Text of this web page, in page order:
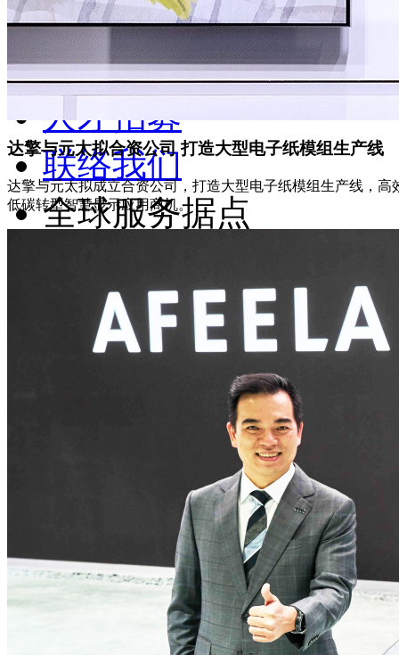
达擎与元太拟合资公司 打造大型电子纸模组生产线
达擎与元太拟成立合资公司，打造大型电子纸模组生产线，高
低碳转型智慧显示应用商机。
服务支援
企业永续
人才招募
联络我们
全球服务据点
苏公网安备
网站使用条例 隐私权声明
全球服务据点 苏ICP备
32059002002658号
© 2025 AUO
我们重视您的隐私
点击「全部接受」即表